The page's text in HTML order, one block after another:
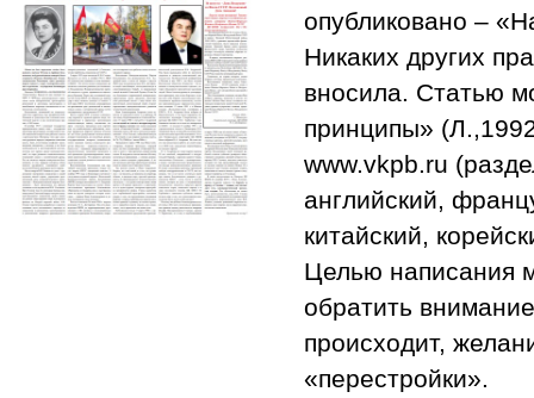
опубликовано –
Никаких других
вносила. Статью
принципы»
www.vkpb.ru
английский,
китайский,
Целью написания
обратить
происходит,
«перестройки».